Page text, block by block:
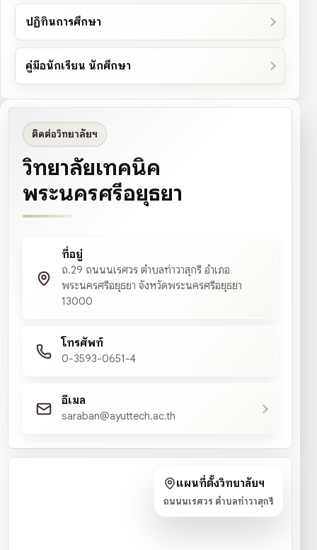
ปฏิทินการศึกษา
คู่มือนักเรียน นักศึกษา
ติดต่อวิทยาลัยฯ
วิทยาลัยเทคนิค
พระนครศรีอยุธยา
ที่อยู่
ถ.29 ถนนนเรศวร ตำบลท่าวาสุกรี อำเภอ
พระนครศรีอยุธยา จังหวัดพระนครศรีอยุธยา
13000
โทรศัพท์
0-3593-0651-4
อีเมล
saraban@ayuttech.ac.th
แผนที่ตั้งวิทยาลัยฯ
ถนนนเรศวร ตำบลท่าวาสุกรี